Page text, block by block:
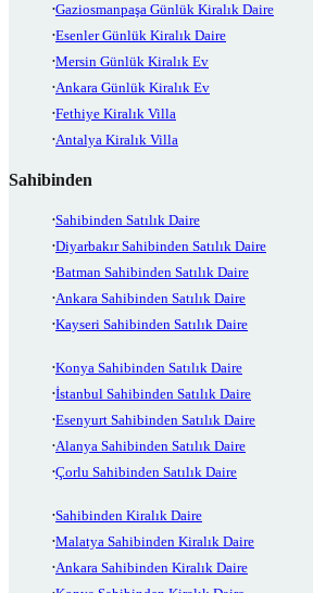
Gaziosmanpaşa Günlük Kiralık Daire
Esenler Günlük Kiralık Daire
Mersin Günlük Kiralık Ev
Ankara Günlük Kiralık Ev
Fethiye Kiralık Villa
Antalya Kiralık Villa
Sahibinden
Sahibinden Satılık Daire
Diyarbakır Sahibinden Satılık Daire
Batman Sahibinden Satılık Daire
Ankara Sahibinden Satılık Daire
Kayseri Sahibinden Satılık Daire
Konya Sahibinden Satılık Daire
İstanbul Sahibinden Satılık Daire
Esenyurt Sahibinden Satılık Daire
Alanya Sahibinden Satılık Daire
Çorlu Sahibinden Satılık Daire
Sahibinden Kiralık Daire
Malatya Sahibinden Kiralık Daire
Ankara Sahibinden Kiralık Daire